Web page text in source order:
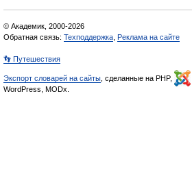
© Академик, 2000-2026
Обратная связь: Техподдержка Реклама на сайте
👣 Путешествия
Экспорт словарей на сайты , сделанные на PHP,
WordPress, MODx.